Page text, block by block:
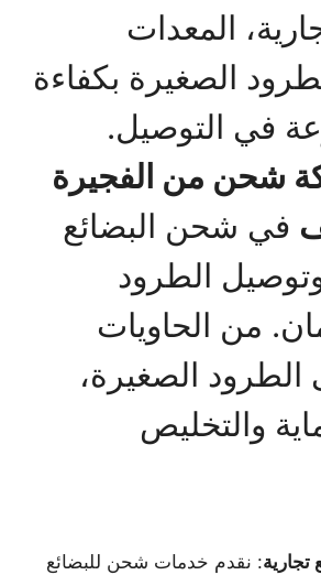
المعدات
الصغيرة بكفاءة
في التوصيل.
شحن من الفجيرة
في شحن البضائع
الطرود
من الحاويات
الطرود الصغيرة،
والتخليص
: نقدم خدمات شحن للبضائع